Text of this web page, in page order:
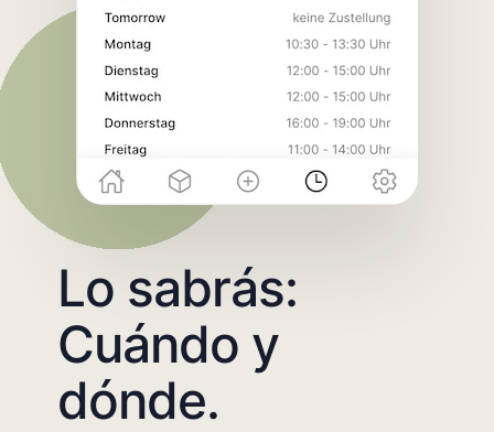
Lo sabrás:
Cuándo y
dónde.